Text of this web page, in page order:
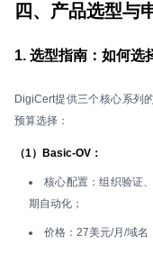
四、产品选型与
1. 选型指南：如何选
DigiCert提供三个核心系列
预算选择：
（1）Basic-OV：
核心配置：组织验证
期自动化；
价格：27美元/月/域名